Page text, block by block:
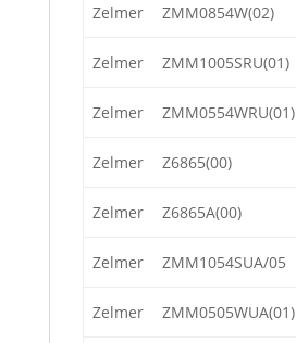
Zelmer ZMM0854W(02)
Zelmer ZMM1005SRU(01)
Zelmer ZMM0554WRU(01)
Zelmer Z6865(00)
Zelmer Z6865A(00)
Zelmer ZMM1054SUA/05
Zelmer ZMM0505WUA(01)